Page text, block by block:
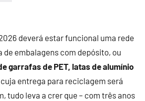
deverá estar funcional uma rede
de embalagens com depósito, ou
garrafas de PET, latas de alumínio
cuja entrega para reciclagem será
tudo leva a crer que – com três anos